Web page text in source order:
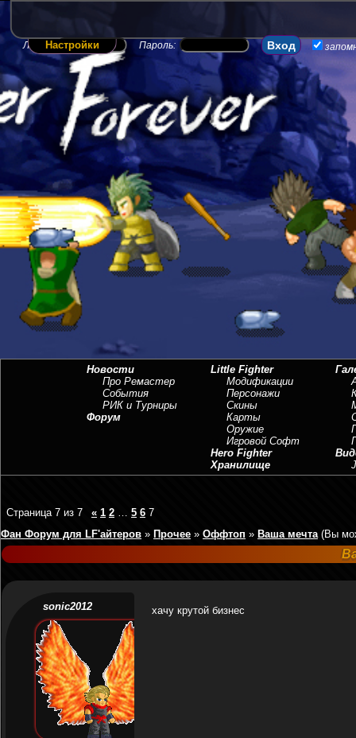
Логин: Пароль:
Настройки
Новости
Про Ремастер
События
РИК и Турниры
Форум
Little Fighter
Модификации
Персонажи
Скины
Карты
Оружие
Игровой Софт
Hero Fighter
Хранилище
Страница 7 из 7 « 1 2 … 5 6 7
Фан Форум для LF'айтеров » Прочее » Оффтоп » Ваша мечта (Вы
sonic2012 хачу крутой бизнес